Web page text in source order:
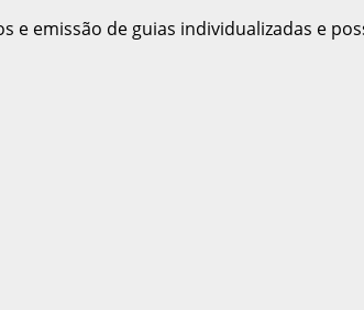
emissão de guias individualizadas e